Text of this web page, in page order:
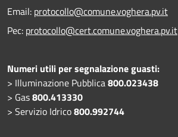
Email: protocollo@comune.voghera.pv.it
Pec: protocollo@cert.comune.voghera.pv.it
Numeri utili per segnalazione guasti:
> Illuminazione Pubblica800.023438
> Gas800.413330
> Servizio Idrico800.992744